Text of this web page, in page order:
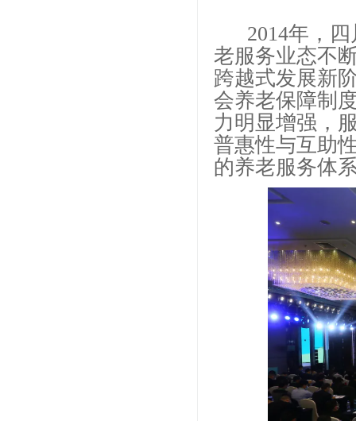
2014年，四
老服务业态不
跨越式发展新
会养老保障制
力明显增强，
普惠性与互助
的养老服务体